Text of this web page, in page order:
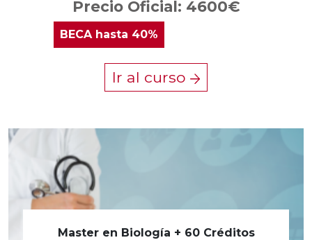
Precio Oficial: 4600€
BECAhasta 40%
Ir al curso
Master en Biología + 60 Créditos